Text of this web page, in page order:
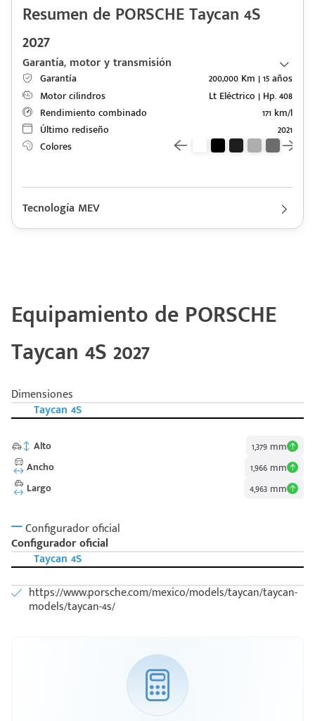
Escríbenos
+528121278366
Código
Postal
Ingresar
Resumen de PORSCHE Taycan 4S
2027
Garantía, motor y transmisión
Garantía
200,000 Km | 15 años
Motor cilindros
Lt Eléctrico | Hp. 408
Rendimiento combinado
171 km/l
Último rediseño
2021
Colores
Tecnología MEV
Descripción de funcionamiento motorización PORSCHE Taycan
Equipamiento de PORSCHE
Taycan 4S 2027
Dimensiones
Taycan 4S
Alto
1,379 mm
Ancho
1,966 mm
Largo
4,963 mm
Configurador oficial
Configurador oficial
Taycan 4S
https://www.porsche.com/mexico/models/taycan/taycan-
models/taycan-4s/